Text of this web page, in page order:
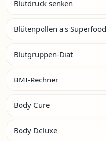
Blutdruck senken
Blütenpollen als Superfood
Blutgruppen-Diät
BMI-Rechner
Body Cure
Body Deluxe